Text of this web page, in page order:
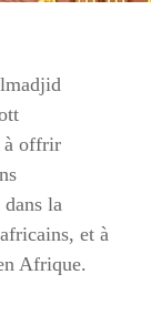
à offrir
la
et à
Afrique.